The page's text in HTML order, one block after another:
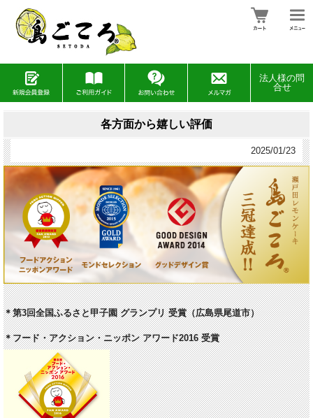
法人様の問
合せ
各方面から嬉しい評価
2025/01/23
＊第3回全国ふるさと甲子園 グランプリ 受賞（広島県尾道市）
＊フード・アクション・ニッポン アワード2016 受賞